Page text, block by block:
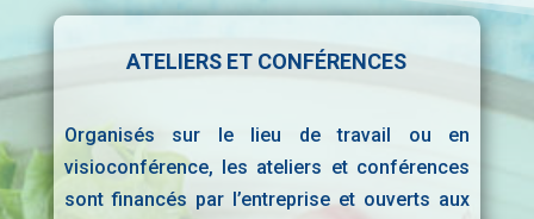
ATELIERS ET CONFÉRENCES
Organisés sur le lieu de travail ou en
visioconférence, les ateliers et conférences
sont financés par l’entreprise et ouverts aux